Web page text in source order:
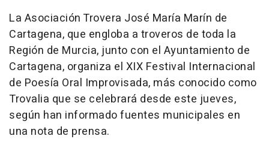
La Asociación Trovera José María Marín de
Cartagena, que engloba a troveros de toda la
Región de Murcia, junto con el Ayuntamiento de
Cartagena, organiza el XIX Festival Internacional
de Poesía Oral Improvisada, más conocido como
Trovalia que se celebrará desde este jueves,
según han informado fuentes municipales en
una nota de prensa.